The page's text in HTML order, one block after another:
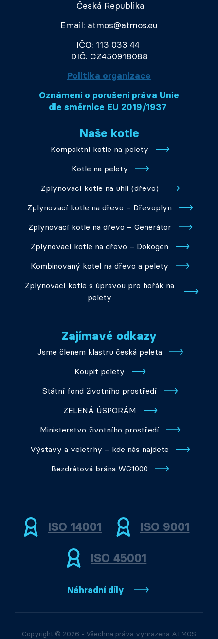
Česká Republika
Email: atmos@atmos.eu
IČO: 113 033 44
DIČ: CZ450918088
Politika organizace
Oznámení o porušení práva Unie
dle směrnice EU 2019/1937
Naše kotle
Kompaktní kotle na pelety
Kotle na pelety
Zplynovací kotle na uhlí (dřevo)
Zplynovací kotle na dřevo – Dřevoplyn
Zplynovací kotle na dřevo – Generátor
Zplynovací kotle na dřevo – Dokogen
Kombinovaný kotel na dřevo a pelety
Zplynovací kotle s úpravou pro hořák na
pelety
Zajímavé odkazy
Jsme členem klastru česká peleta
Koupit pelety
Státní fond životního prostředí
ZELENÁ ÚSPORÁM
Ministerstvo životního prostředí
Výstavy a veletrhy – kde nás najdete
Bezdrátová brána WG1000
ISO 14001 ISO 9001
ISO 45001
Náhradní díly
Copyright © 2026 - Všechna práva vyhrazena ATMOS